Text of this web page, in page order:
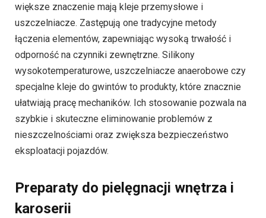
większe znaczenie mają kleje przemysłowe i
uszczelniacze. Zastępują one tradycyjne metody
łączenia elementów, zapewniając wysoką trwałość i
odporność na czynniki zewnętrzne. Silikony
wysokotemperaturowe, uszczelniacze anaerobowe czy
specjalne kleje do gwintów to produkty, które znacznie
ułatwiają pracę mechaników. Ich stosowanie pozwala na
szybkie i skuteczne eliminowanie problemów z
nieszczelnościami oraz zwiększa bezpieczeństwo
eksploatacji pojazdów.
Preparaty do pielęgnacji wnętrza i
karoserii